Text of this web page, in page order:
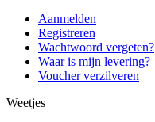
Aanmelden
Registreren
Wachtwoord vergeten?
Waar is mijn levering?
Voucher verzilveren
Weetjes